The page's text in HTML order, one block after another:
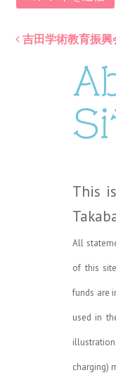
Post
吉田学術教育振興
This
All
of this
funds are
used in
charging)